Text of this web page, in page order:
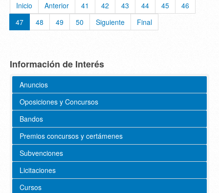
Inicio Anterior 41 42 43 44 45
46
47
48 49 50 Siguiente Final
Información de Interés
Anuncios
Oposiciones y Concursos
Bandos
Premios concursos y certámenes
Subvenciones
Licitaciones
Cursos